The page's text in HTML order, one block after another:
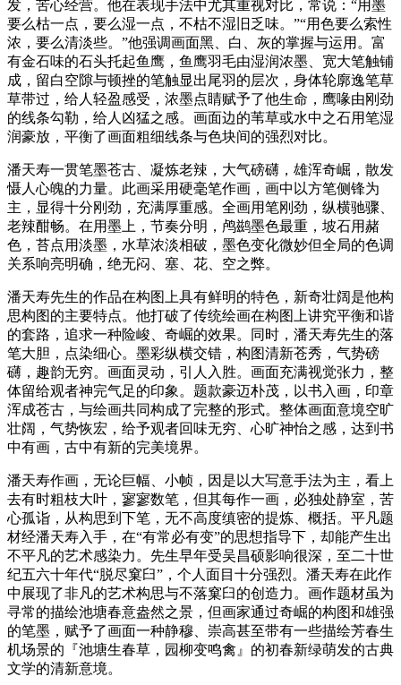
发，苦心经营。他在表现手法中尤其重视对比，常说：“用墨
要么枯一点，要么湿一点，不枯不湿旧乏味。”“用色要么索性
浓，要么清淡些。”他强调画面黑、白、灰的掌握与运用。富
有金石味的石头托起鱼鹰，鱼鹰羽毛由湿润浓墨、宽大笔触铺
成，留白空隙与顿挫的笔触显出尾羽的层次，身体轮廓逸笔草
草带过，给人轻盈感受，浓墨点睛赋予了他生命，鹰喙由刚劲
的线条勾勒，给人凶猛之感。画面边的苇草或水中之石用笔湿
润豪放，平衡了画面粗细线条与色块间的强烈对比。
潘天寿一贯笔墨苍古、凝炼老辣，大气磅礴，雄浑奇崛，散发
慑人心魄的力量。此画采用硬毫笔作画，画中以方笔侧锋为
主，显得十分刚劲，充满厚重感。全画用笔刚劲，纵横驰骤、
老辣酣畅。在用墨上，节奏分明，鸬鹚墨色最重，坡石用赭
色，苔点用淡墨，水草浓淡相破，墨色变化微妙但全局的色调
关系响亮明确，绝无闷、塞、花、空之弊。
潘天寿先生的作品在构图上具有鲜明的特色，新奇壮阔是他构
思构图的主要特点。他打破了传统绘画在构图上讲究平衡和谐
的套路，追求一种险峻、奇崛的效果。同时，潘天寿先生的落
笔大胆，点染细心。墨彩纵横交错，构图清新苍秀，气势磅
礴，趣韵无穷。画面灵动，引人入胜。画面充满视觉张力，整
体留给观者神完气足的印象。题款豪迈朴茂，以书入画，印章
浑成苍古，与绘画共同构成了完整的形式。整体画面意境空旷
壮阔，气势恢宏，给予观者回味无穷、心旷神怡之感，达到书
中有画，古中有新的完美境界。
潘天寿作画，无论巨幅、小帧，因是以大写意手法为主，看上
去有时粗枝大叶，寥寥数笔，但其每作一画，必独处静室，苦
心孤诣，从构思到下笔，无不高度缜密的提炼、概括。平凡题
材经潘天寿入手，在“有常必有变”的思想指导下，却能产生出
不平凡的艺术感染力。先生早年受吴昌硕影响很深，至二十世
纪五六十年代“脱尽窠臼”，个人面目十分强烈。潘天寿在此作
中展现了非凡的艺术构思与不落窠臼的创造力‌。画作题材虽为
寻常的描绘池塘春意盎然之景‌，但画家通过奇崛的构图和雄强
的笔墨，赋予了画面一种‌静穆、崇高甚至带有一些描绘芳春生
机场景的『池塘生春草，园柳变鸣禽』的初春新绿萌发的古典
文学的清新意境。